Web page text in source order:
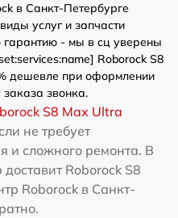
в Санкт-Петербурге
услуг и запчасти
- мы в сц уверены
Roborock S8
дешевле при оформлении
звонка.
S8 Max Ultra
не требует
и сложного ремонта. В
Roborock S8
Roborock в Санкт-